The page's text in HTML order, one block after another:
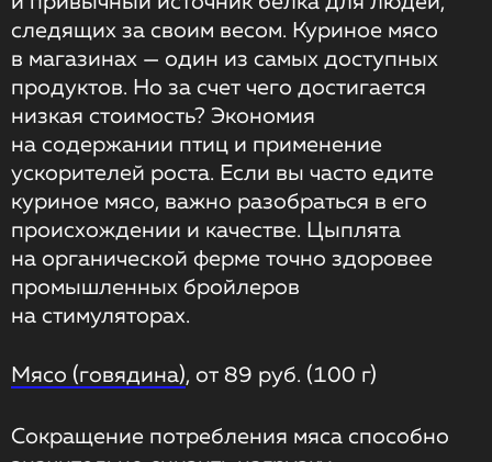
следящих за своим весом. Куриное мясо
в магазинах — один из самых доступных
продуктов. Но за счет чего достигается
низкая стоимость? Экономия
на содержании птиц и применение
ускорителей роста. Если вы часто едите
куриное мясо, важно разобраться в его
происхождении и качестве. Цыплята
на органической ферме точно здоровее
промышленных бройлеров
на стимуляторах.
Мясо (говядина), от 89 руб. (100 г)
Сокращение потребления мяса способно